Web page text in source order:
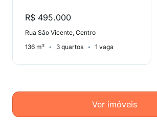
R$ 495.000
Rua São Vicente, Centro
136 m²
3 quartos 1 vaga
Ver imóveis